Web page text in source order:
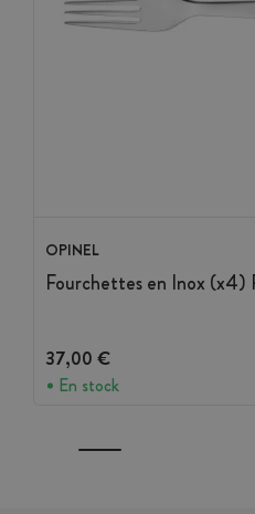
OPINEL
Fourchettes en Inox (x4)
37,00 €
En stock